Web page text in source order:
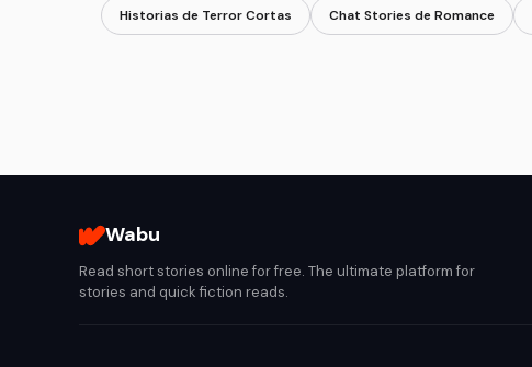
Historias de Terror Cortas Chat Stories de Romance
Wabu
Read short stories online for free. The ultimate platform for
stories and quick fiction reads.